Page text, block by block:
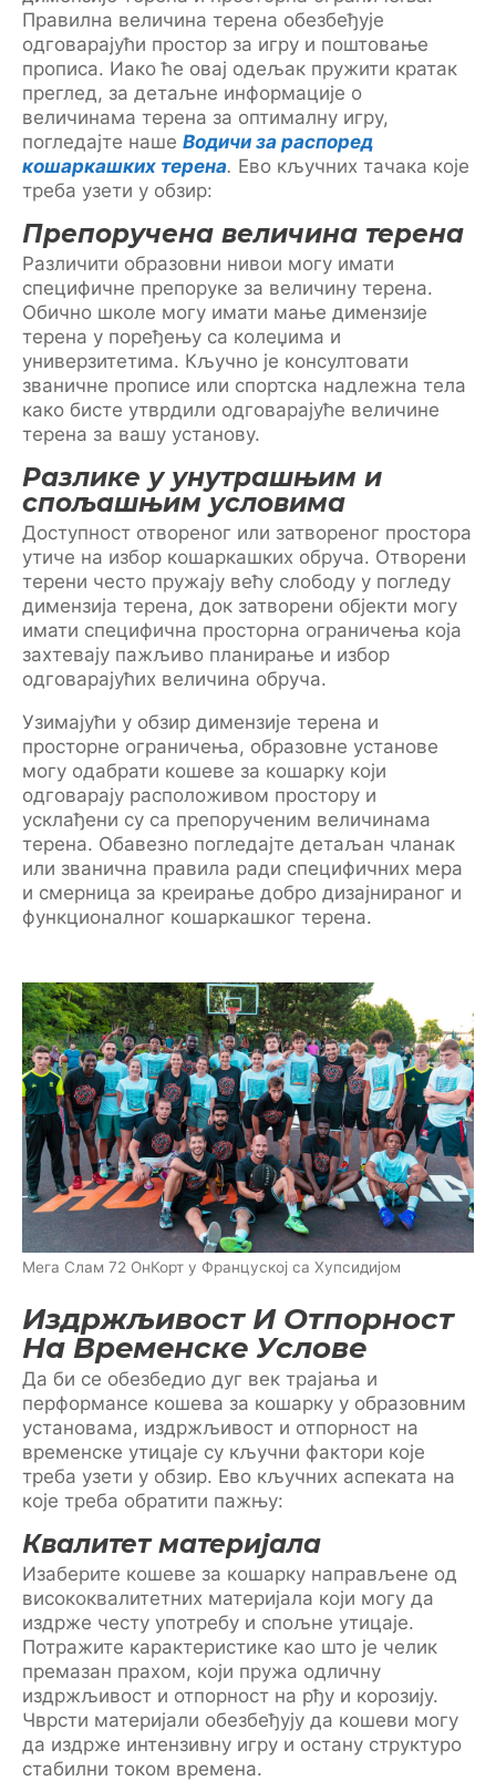
Правилна величина терена обезбеђује
одговарајући простор за игру и поштовање
прописа. Иако ће овај одељак пружити кратак
преглед, за детаљне информације о
величинама терена за оптималну игру,
погледајте наше Водичи за распоред
кошаркашких терена. Ево кључних тачака које
треба узети у обзир:
Препоручена величина терена
Различити образовни нивои могу имати
специфичне препоруке за величину терена.
Обично школе могу имати мање димензије
терена у поређењу са колеџима и
универзитетима. Кључно је консултовати
званичне прописе или спортска надлежна тела
како бисте утврдили одговарајуће величине
терена за вашу установу.
Разлике у унутрашњим и
спољашњим условима
Доступност отвореног или затвореног простора
утиче на избор кошаркашких обруча. Отворени
терени често пружају већу слободу у погледу
димензија терена, док затворени објекти могу
имати специфична просторна ограничења која
захтевају пажљиво планирање и избор
одговарајућих величина обруча.
Узимајући у обзир димензије терена и
просторне ограничења, образовне установе
могу одабрати кошеве за кошарку који
одговарају расположивом простору и
усклађени су са препорученим величинама
терена. Обавезно погледајте детаљан чланак
или званична правила ради специфичних мера
и смерница за креирање добро дизајнираног и
функционалног кошаркашког терена.
Мега Слам 72 ОнКорт у Француској са Хупсидијом
Издржљивост И Отпорност
На Временске Услове
Да би се обезбедио дуг век трајања и
перформансе кошева за кошарку у образовним
установама, издржљивост и отпорност на
временске утицаје су кључни фактори које
треба узети у обзир. Ево кључних аспеката на
које треба обратити пажњу:
Квалитет материјала
Изаберите кошеве за кошарку направљене од
висококвалитетних материјала који могу да
издрже честу употребу и спољне утицаје.
Потражите карактеристике као што је челик
премазан прахом, који пружа одличну
издржљивост и отпорност на рђу и корозију.
Чврсти материјали обезбеђују да кошеви могу
да издрже интензивну игру и остану структурo
стабилни током времена.